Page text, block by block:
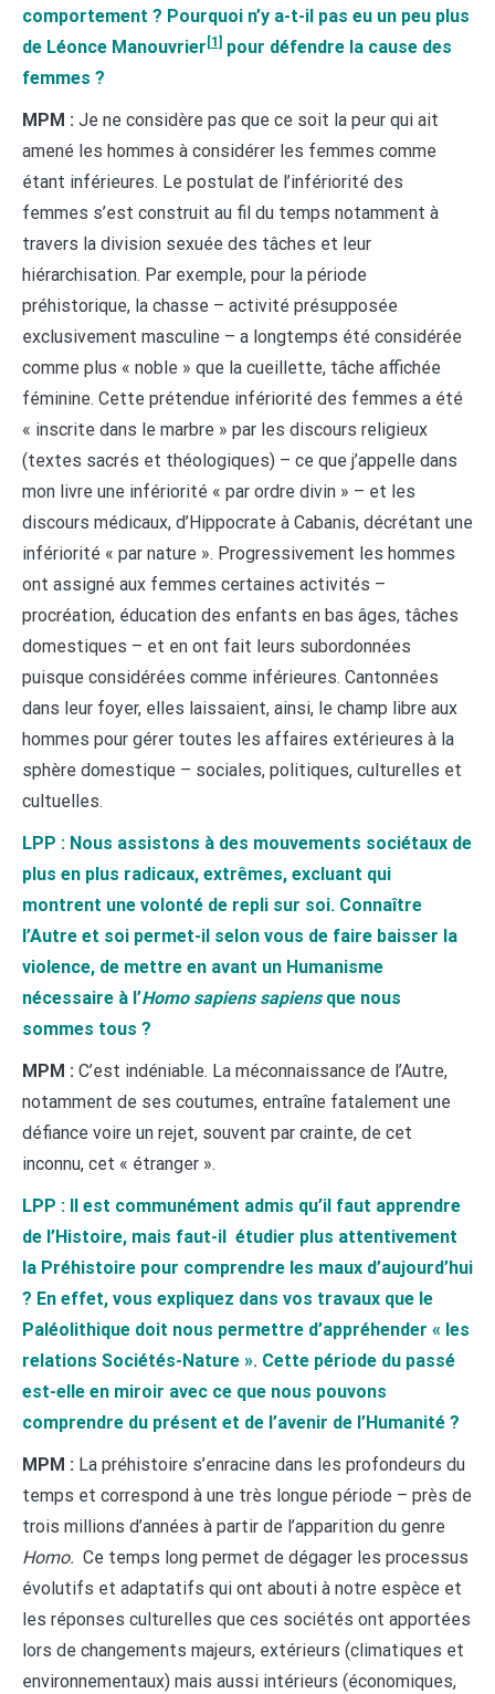
comportement ? Pourquoi n’y a-t-il pas eu un peu plus
de Léonce Manouvrier [1] pour défendre la cause des
femmes ?
MPM : Je ne considère pas que ce soit la peur qui ait
amené les hommes à considérer les femmes comme
étant inférieures. Le postulat de l’infériorité des
femmes s’est construit au fil du temps notamment à
travers la division sexuée des tâches et leur
hiérarchisation. Par exemple, pour la période
préhistorique, la chasse – activité présupposée
exclusivement masculine – a longtemps été considérée
comme plus « noble » que la cueillette, tâche affichée
féminine. Cette prétendue infériorité des femmes a été
« inscrite dans le marbre » par les discours religieux
(textes sacrés et théologiques) – ce que j’appelle dans
mon livre une infériorité « par ordre divin » – et les
discours médicaux, d’Hippocrate à Cabanis, décrétant une
infériorité « par nature ». Progressivement les hommes
ont assigné aux femmes certaines activités –
procréation, éducation des enfants en bas âges, tâches
domestiques – et en ont fait leurs subordonnées
puisque considérées comme inférieures. Cantonnées
dans leur foyer, elles laissaient, ainsi, le champ libre aux
hommes pour gérer toutes les affaires extérieures à la
sphère domestique – sociales, politiques, culturelles et
cultuelles.
LPP : Nous assistons à des mouvements sociétaux de
plus en plus radicaux, extrêmes, excluant qui
montrent une volonté de repli sur soi. Connaître
l’Autre et soi permet-il selon vous de faire baisser la
violence, de mettre en avant un Humanisme
nécessaire à l’Homo sapiens sapiensque nous
sommes tous ?
MPM : C’est indéniable. La méconnaissance de l’Autre,
notamment de ses coutumes, entraîne fatalement une
défiance voire un rejet, souvent par crainte, de cet
inconnu, cet « étranger ».
LPP : Il est communément admis qu’il faut apprendre
de l’Histoire, mais faut-il étudier plus attentivement
la Préhistoire pour comprendre les maux d’aujourd’hui
? En effet, vous expliquez dans vos travaux que le
Paléolithique doit nous permettre d’appréhender « les
relations Sociétés-Nature ». Cette période du passé
est-elle en miroir avec ce que nous pouvons
comprendre du présent et de l’avenir de l’Humanité ?
MPM : La préhistoire s’enracine dans les profondeurs du
temps et correspond à une très longue période – près de
trois millions d’années à partir de l’apparition du genre
Homo. Ce temps long permet de dégager les processus
évolutifs et adaptatifs qui ont abouti à notre espèce et
les réponses culturelles que ces sociétés ont apportées
lors de changements majeurs, extérieurs (climatiques et
environnementaux) mais aussi intérieurs (économiques,